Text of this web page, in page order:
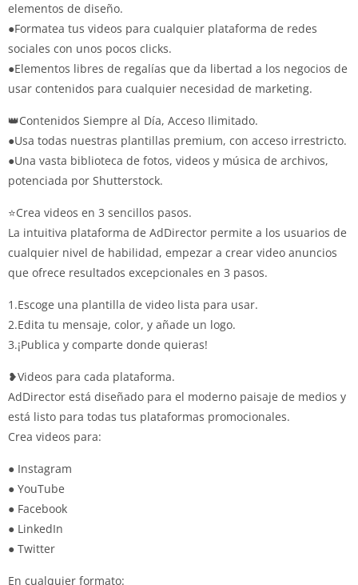
elementos de diseño.
●Formatea tus videos para cualquier plataforma de redes
sociales con unos pocos clicks.
●Elementos libres de regalías que da libertad a los negocios de
usar contenidos para cualquier necesidad de marketing.
👑Contenidos Siempre al Día, Acceso Ilimitado.
●Usa todas nuestras plantillas premium, con acceso irrestricto.
●Una vasta biblioteca de fotos, videos y música de archivos,
potenciada por Shutterstock.
⭐Crea videos en 3 sencillos pasos.
La intuitiva plataforma de AdDirector permite a los usuarios de
cualquier nivel de habilidad, empezar a crear video anuncios
que ofrece resultados excepcionales en 3 pasos.
1.Escoge una plantilla de video lista para usar.
2.Edita tu mensaje, color, y añade un logo.
3.¡Publica y comparte donde quieras!
❥Videos para cada plataforma.
AdDirector está diseñado para el moderno paisaje de medios y
está listo para todas tus plataformas promocionales.
Crea videos para:
● Instagram
● YouTube
● Facebook
● LinkedIn
● Twitter
En cualquier formato: